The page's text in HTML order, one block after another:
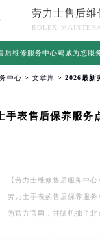
劳力士售后维
ROLEX
后维修服务中心竭诚为您服
中心 > 文章库 > 2026最新
手表售后保养服务
【劳力士维修售后服务中
劳力士手表的售后保养服
为官方官网，并随机抽了